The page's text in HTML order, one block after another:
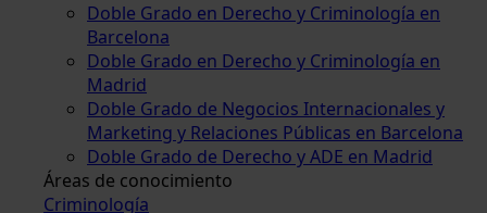
Doble Grado en Derecho y Criminología en
Barcelona
Doble Grado en Derecho y Criminología en
Madrid
Doble Grado de Negocios Internacionales y
Marketing y Relaciones Públicas en Barcelona
Doble Grado de Derecho y ADE en Madrid
Áreas de conocimiento
Criminología